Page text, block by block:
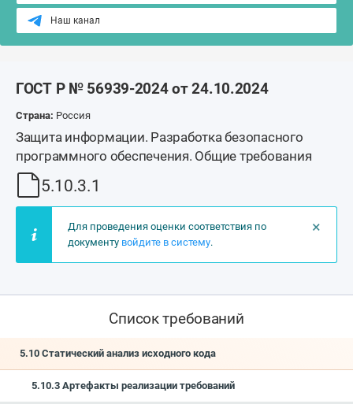
Наш канал
ГОСТ Р № 56939-2024 от 24.10.2024
Страна: Россия
Защита информации. Разработка безопасного
программного обеспечения. Общие требования
5.10.3.1
×
Для проведения оценки соответствия по
документу войдите в систему.
Список требований
5.10 Статический анализ исходного кода
5.10.3 Артефакты реализации требований